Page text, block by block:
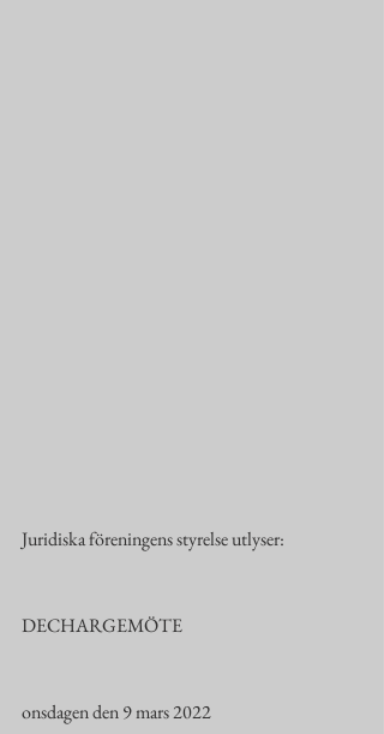
Juridiska föreningens styrelse utlyser:
DECHARGEMÖTE
onsdagen den 9 mars 2022